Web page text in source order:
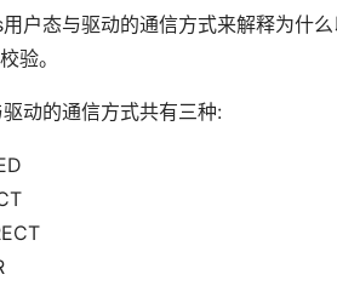
户态与驱动的通信方式来解释为什
验。
动的通信方式共有三种: